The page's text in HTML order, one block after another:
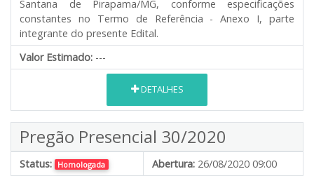
Santana de Pirapama/MG, conforme especificações
constantes no Termo de Referência - Anexo I, parte
integrante do presente Edital.
Valor Estimado: ---
DETALHES
Pregão Presencial 30/2020
Status: Homologada Abertura: 26/08/2020 09:00